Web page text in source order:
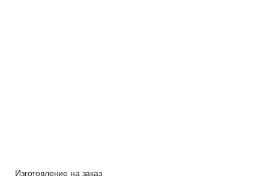
Изготовление на заказ